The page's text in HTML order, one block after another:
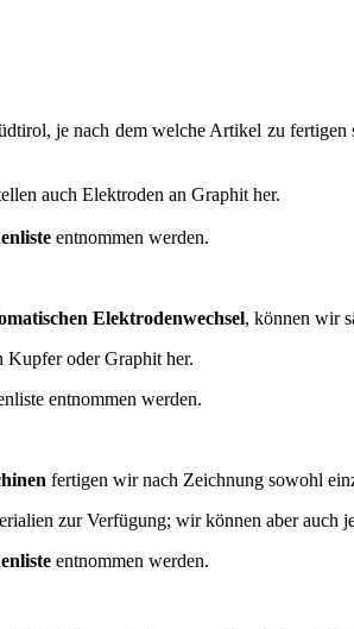
je nach dem welche Artikel zu
auch Elektroden an Graphit her.
entnommen werden.
Elektrodenwechsel, können wir
oder Graphit her.
entnommen werden.
fertigen wir nach Zeichnung sowohl
zur Verfügung; wir können aber auch
entnommen werden.